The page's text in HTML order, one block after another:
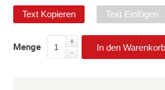
Text Kopieren Text Einfügen
Menge
+
-
In den Warenkorb